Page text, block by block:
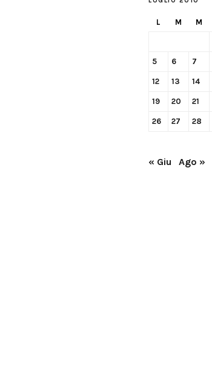
L M M
5 6 7
12 13 14
19 20 21
26 27 28
« Giu Ago »